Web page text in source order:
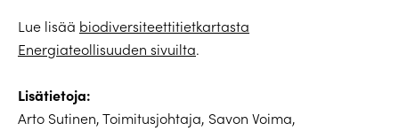
Lue lisää biodiversiteettitietkartasta
Energiateollisuuden sivuilta.
Lisätietoja:
Arto Sutinen, Toimitusjohtaja, Savon Voima,